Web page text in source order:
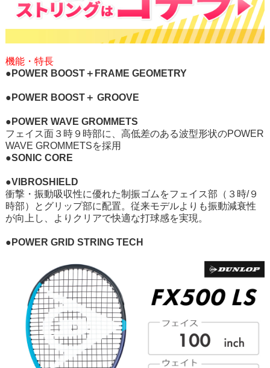
機能・特長
●POWER BOOST＋FRAME GEOMETRY
●POWER BOOST＋ GROOVE
●POWER WAVE GROMMETS
フェイス面３時９時部に、高低差のある波型形状のPOWER
WAVE GROMMETSを採用
●SONIC CORE
●VIBROSHIELD
衝撃・振動吸収性に優れた制振ゴムをフェイス部（３時/９
時部）とグリップ部に配置。従来モデルよりも振動減衰性
が向上し、よりクリアで快適な打球感を実現。
●POWER GRID STRING TECH